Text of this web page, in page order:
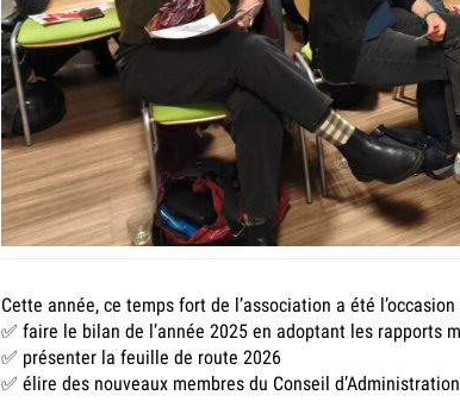
Cette année, ce temps fort de l’association a été l’occasion
✅​ faire le bilan de l’année 2025 en adoptant les rapports
✅​ présenter la feuille de route 2026
✅​ élire des nouveaux membres du Conseil d’Administration